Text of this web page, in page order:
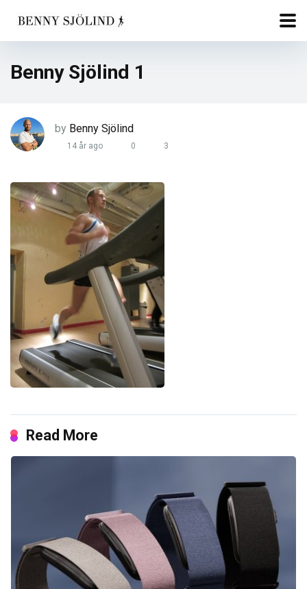
Benny Sjölind 1
by Benny Sjölind
14 år ago 0 3
Read More